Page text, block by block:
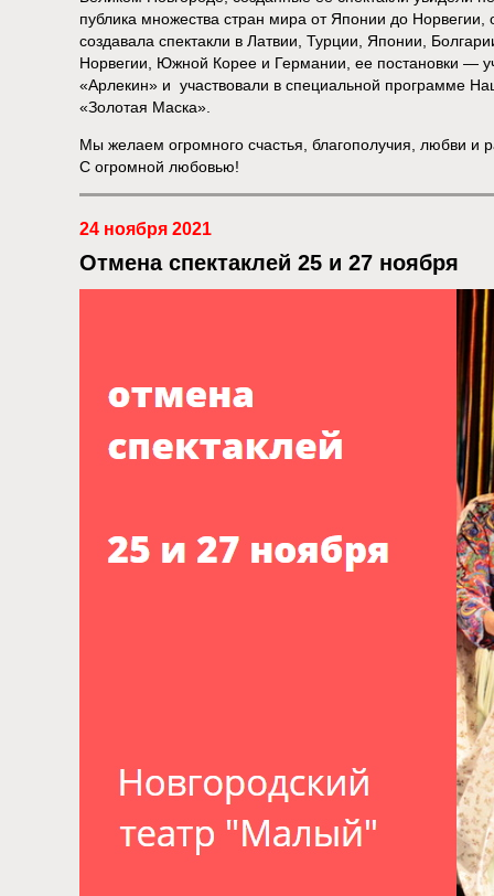
публика множества стран мира от Японии до
создавала спектакли в Латвии, Турции, Японии,
Норвегии, Южной Корее и Германии, ее постановки —
«Арлекин» и участвовали в специальной программе
«Золотая Маска».
Мы желаем огромного счастья, благополучия, любви и
С огромной любовью!
24 ноября 2021
Отмена спектаклей 25 и 27 ноября